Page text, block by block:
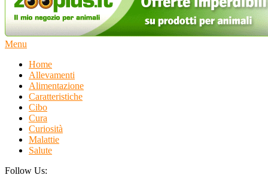
Menu
Home
Allevamenti
Alimentazione
Caratteristiche
Cibo
Cura
Curiosità
Malattie
Salute
Follow Us: